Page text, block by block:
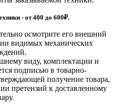
- от 400 до 600₽.
осмотрите его внешний
видимых механических
виду, комплектации и
подписью в товарно-
получение товара,
претензий к доставленному